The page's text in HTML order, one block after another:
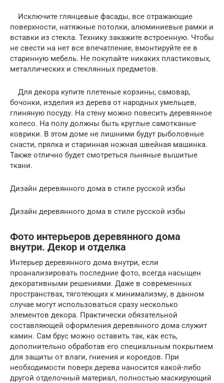
Исключите глянцевые фасады, все отражающие
поверхности, натяжные потолки, алюминиевые рамки и
вставки из стекла. Технику закажите встроенную. Чтобы
не свести на нет все впечатление, вмонтируйте ее в
старинную мебель. Не покупайте никаких пластиковых,
металлических и стеклянных предметов.
Для декора купите плетеные корзины, самовар,
бочонки, изделия из дерева от народных умельцев,
глиняную посуду. На стену можно повесить деревянное
колесо. На полу должны быть круглые самотканые
коврики. В этом доме не лишними будут рыболовные
снасти, прялка и старинная ножная швейная машинка.
Также отлично будет смотреться льняные вышитые
ткани.
Дизайн деревянного дома в стиле русской избы
Дизайн деревянного дома в стиле русской избы
Фото интерьеров деревянного дома
внутри. Декор и отделка
Интерьер деревянного дома внутри, если
проанализировать последние фото, всегда насыщен
декоративными решениями. Даже в современных
пространствах, тяготеющих к минимализму, в данном
случае могут использоваться сразу несколько
элементов декора. Практически обязательной
составляющей оформления деревянного дома служит
камин. Сам брус можно оставить так, как есть,
дополнительно обработав его специальным покрытием
для защиты от влаги, гниения и короедов. При
необходимости поверх дерева наносится какой-либо
другой отделочный материал, полностью маскирующий